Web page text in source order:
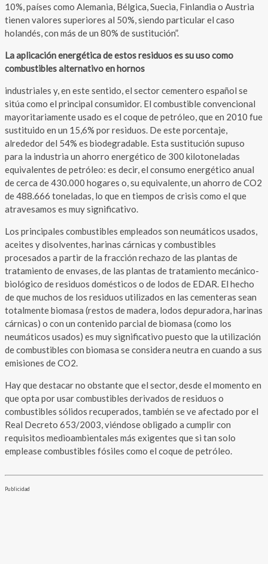
10%, países como Alemania, Bélgica, Suecia, Finlandia o Austria
tienen valores superiores al 50%, siendo particular el caso
holandés, con más de un 80% de sustitución”.
La aplicación energética de estos residuos es su uso como
combustibles alternativo en hornos
industriales y, en este sentido, el sector cementero español se
sitúa como el principal consumidor. El combustible convencional
mayoritariamente usado es el coque de petróleo, que en 2010 fue
sustituido en un 15,6% por residuos. De este porcentaje,
alrededor del 54% es biodegradable. Esta sustitución supuso
para la industria un ahorro energético de 300 kilotoneladas
equivalentes de petróleo: es decir, el consumo energético anual
de cerca de 430.000 hogares o, su equivalente, un ahorro de CO2
de 488.666 toneladas, lo que en tiempos de crisis como el que
atravesamos es muy significativo.
Los principales combustibles empleados son neumáticos usados,
aceites y disolventes, harinas cárnicas y combustibles
procesados a partir de la fracción rechazo de las plantas de
tratamiento de envases, de las plantas de tratamiento mecánico-
biológico de residuos domésticos o de lodos de EDAR. El hecho
de que muchos de los residuos utilizados en las cementeras sean
totalmente biomasa (restos de madera, lodos depuradora, harinas
cárnicas) o con un contenido parcial de biomasa (como los
neumáticos usados) es muy significativo puesto que la utilización
de combustibles con biomasa se considera neutra en cuando a sus
emisiones de CO2.
Hay que destacar no obstante que el sector, desde el momento en
que opta por usar combustibles derivados de residuos o
combustibles sólidos recuperados, también se ve afectado por el
Real Decreto 653/2003, viéndose obligado a cumplir con
requisitos medioambientales más exigentes que si tan solo
emplease combustibles fósiles como el coque de petróleo.
Publicidad